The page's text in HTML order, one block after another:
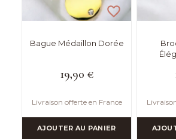
Bague Médaillon Dorée
19,90 €
Livraison offerte en France
AJOUTER AU PANIER